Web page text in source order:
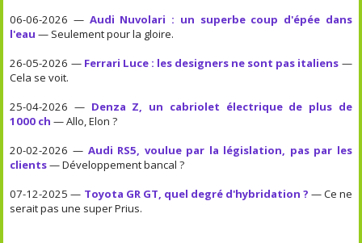
06-06-2026 — Audi Nuvolari : un superbe coup d'épée dans
l'eau — Seulement pour la gloire.
26-05-2026 — Ferrari Luce : les designers ne sont pas italiens —
Cela se voit.
25-04-2026 — Denza Z, un cabriolet électrique de plus de
1000 ch — Allo, Elon ?
20-02-2026 — Audi RS5, voulue par la législation, pas par les
clients— Développement bancal ?
07-12-2025 — Toyota GR GT, quel degré d'hybridation ? — Ce ne
serait pas une super Prius.